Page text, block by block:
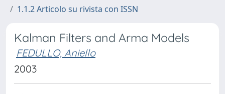
1.1.2 Articolo su rivista con ISSN
Kalman Filters and Arma Models
FEDULLO, Aniello
2003